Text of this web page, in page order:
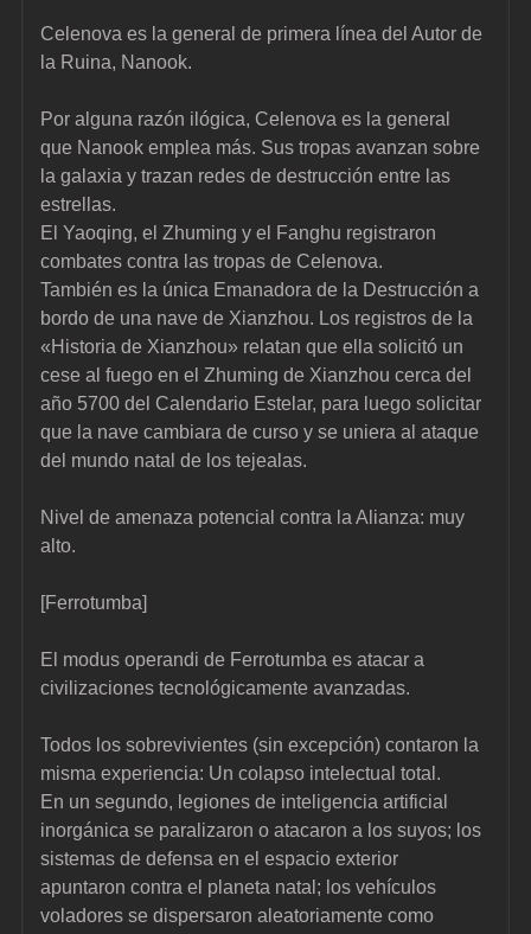
Celenova es la general de primera línea del Autor de
la Ruina, Nanook.
Por alguna razón ilógica, Celenova es la general
que Nanook emplea más. Sus tropas avanzan sobre
la galaxia y trazan redes de destrucción entre las
estrellas.
El Yaoqing, el Zhuming y el Fanghu registraron
combates contra las tropas de Celenova.
También es la única Emanadora de la Destrucción a
bordo de una nave de Xianzhou. Los registros de la
«Historia de Xianzhou» relatan que ella solicitó un
cese al fuego en el Zhuming de Xianzhou cerca del
año 5700 del Calendario Estelar, para luego solicitar
que la nave cambiara de curso y se uniera al ataque
del mundo natal de los tejealas.
Nivel de amenaza potencial contra la Alianza: muy
alto.
[Ferrotumba]
El modus operandi de Ferrotumba es atacar a
civilizaciones tecnológicamente avanzadas.
Todos los sobrevivientes (sin excepción) contaron la
misma experiencia: Un colapso intelectual total.
En un segundo, legiones de inteligencia artificial
inorgánica se paralizaron o atacaron a los suyos; los
sistemas de defensa en el espacio exterior
apuntaron contra el planeta natal; los vehículos
voladores se dispersaron aleatoriamente como